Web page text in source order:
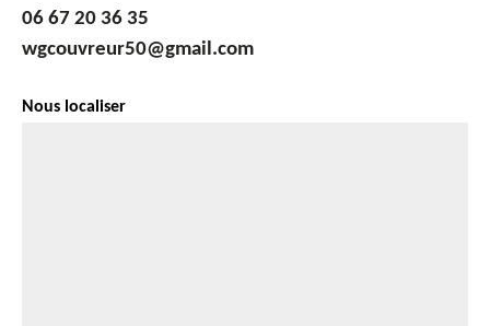
06 67 20 36 35
wgcouvreur50@gmail.com
Nous localiser